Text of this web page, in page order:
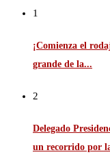
1
¡Comienza el
grande de la...
2
Delegado
un recorrido por